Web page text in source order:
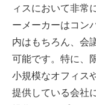
ィスにおいて非常
ーメーカーはコン
内はもちろん、会
可能です。特に、
小規模なオフィス
提供している会社